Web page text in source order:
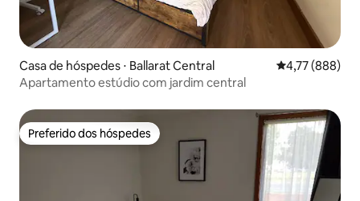
Casa de hóspedes ⋅ Ballarat Central 4,77 de uma
4,77 (888)
Apartamento estúdio com jardim central
Preferido dos hóspedes
Preferido dos hóspedes